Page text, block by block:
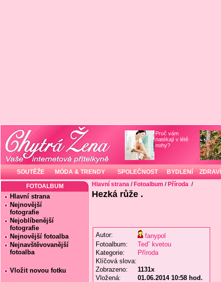
Proč vám
natékají v létě
nohy?
SOUTĚŽE MÓDA & TRENDY SPOLEČNOST BYDLENÍ ZDRAVÍ
FOTOALBUM
Hlavní strana
Nejnovější
fotografie
Nejoblíbenější
fotografie
Nejnovější fotoalba
Nejnavštěvovanější
fotoalba
Vložit novou fotku
Hlavní strana / Fotoalbum / Příroda /
Hezká růže .
Autor:
fanypol
Fotoalbum:
Tedˇ kvetou
Kategorie:
Příroda
Klíčová slova:
Zobrazeno:
1131x
Vložená:
01.06.2014 10:58 hod.